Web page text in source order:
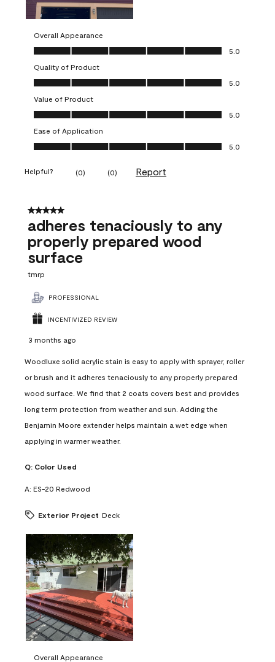
Overall Appearance
Overall Appearance, 5.0 out of 5
5.0
Quality of Product
Quality of Product, 5.0 out of 5
5.0
Value of Product
Value of Product, 5.0 out of 5
5.0
Ease of Application
Ease of Application, 5.0 out of 5
5.0
Helpful? (0) (0) Report
5 out of 5 stars.
adheres tenaciously to any
properly prepared wood
surface
tmrp
PROFESSIONAL
INCENTIVIZED REVIEW
3 months ago
Woodluxe solid acrylic stain is easy to apply with sprayer, roller
or brush and it adheres tenaciously to any properly prepared
wood surface. We find that 2 coats covers best and provides
long term protection from weather and sun. Adding the
Benjamin Moore extender helps maintain a wet edge when
applying in warmer weather.
Q: Color Used
A: ES-20 Redwood
Exterior Project Deck
Overall Appearance